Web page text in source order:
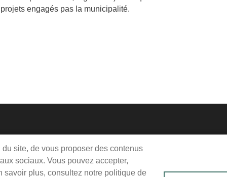
engagés pas la municipalité.
site, de vous proposer des contenus
sociaux. Vous pouvez accepter,
savoir plus, consultez notre politique de
vendredi : 9h-12h / 14h-18h
: 9h-12h